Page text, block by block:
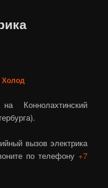
Холод
Коннолахтинский
вызов электрика
по телефону +7